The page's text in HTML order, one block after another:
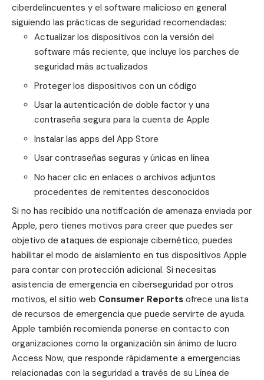
ciberdelincuentes y el software malicioso en general
siguiendo las prácticas de seguridad recomendadas:
Actualizar los dispositivos con la versión del
software más reciente, que incluye los parches de
seguridad más actualizados
Proteger los dispositivos con un código
Usar la autenticación de doble factor y una
contraseña segura para la cuenta de Apple
Instalar las apps del App Store
Usar contraseñas seguras y únicas en línea
No hacer clic en enlaces o archivos adjuntos
procedentes de remitentes desconocidos
Si no has recibido una notificación de amenaza enviada por
Apple, pero tienes motivos para creer que puedes ser
objetivo de ataques de espionaje cibernético, puedes
habilitar el modo de aislamiento en tus dispositivos Apple
para contar con protección adicional. Si necesitas
asistencia de emergencia en ciberseguridad por otros
motivos, el sitio web Consumer Reports ofrece una lista
de recursos de emergencia que puede servirte de ayuda.
Apple también recomienda ponerse en contacto con
organizaciones como la organización sin ánimo de lucro
Access Now, que responde rápidamente a emergencias
relacionadas con la seguridad a través de su Línea de